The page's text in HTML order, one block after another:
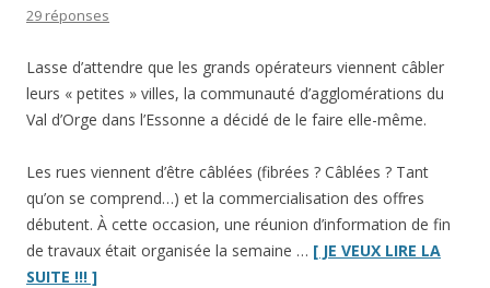
29 réponses
Lasse d’attendre que les grands opérateurs viennent câbler
leurs « petites » villes, la communauté d’agglomérations du
Val d’Orge dans l’Essonne a décidé de le faire elle-même.
Les rues viennent d’être câblées (fibrées ? Câblées ? Tant
qu’on se comprend…) et la commercialisation des offres
débutent. À cette occasion, une réunion d’information de fin
de travaux était organisée la semaine … [ JE VEUX LIRE LA
SUITE !!! ]“La